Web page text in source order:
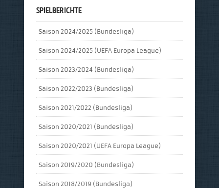
SPIELBERICHTE
Saison 2024/2025 (Bundesliga)
Saison 2024/2025 (UEFA Europa League)
Saison 2023/2024 (Bundesliga)
Saison 2022/2023 (Bundesliga)
Saison 2021/2022 (Bundesliga)
Saison 2020/2021 (Bundesliga)
Saison 2020/2021 (UEFA Europa League)
Saison 2019/2020 (Bundesliga)
Saison 2018/2019 (Bundesliga)